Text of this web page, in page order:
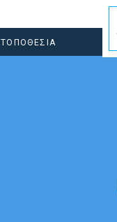
ΤΟΠΟΘΕΣΙΑ